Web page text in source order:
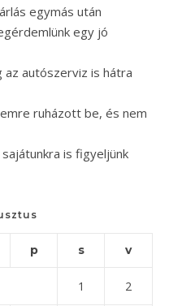
egymás után
egy jó
az autószerviz is hátra
ruházott be, és nem
is figyeljünk
p s v
1 2